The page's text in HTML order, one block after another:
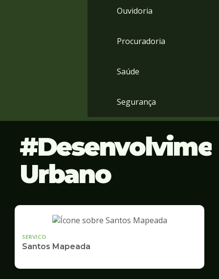
Ouvidoria
Procuradoria
Saúde
Segurança
Urbano
SERVICO
Santos Mapeada